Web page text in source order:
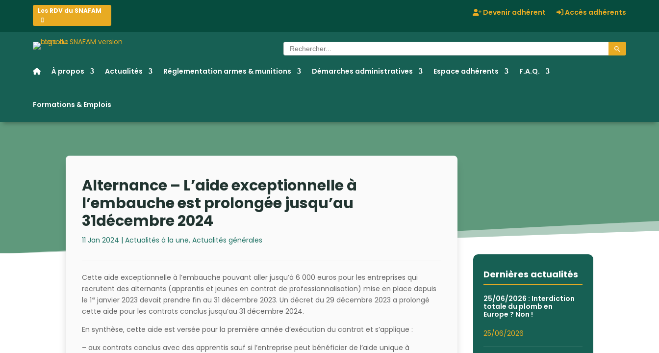
Les RDV du SNAFAM Devenir adhérent Accès adhérents
Search
for:
Search Button
À propos Actualités Réglementation armes & munitions Démarches administratives Espace adhérents F.A.Q.
Formations & Emplois
Alternance – L’aide exceptionnelle à
l’embauche est prolongée jusqu’au
31décembre 2024
11 Jan 2024 | Actualités à la une, Actualités générales
Cette aide exceptionnelle à l’embauche pouvant aller jusqu’à 6 000 euros pour les entreprises qui
recrutent des alternants (apprentis et jeunes en contrat de professionnalisation) mise en place depuis
le 1 erjanvier 2023 devait prendre fin au 31 décembre 2023. Un décret du 29 décembre 2023 a prolongé
cette aide pour les contrats conclus jusqu’au 31 décembre 2024.
En synthèse, cette aide est versée pour la première année d’exécution du contrat et s’applique :
– aux contrats conclus avec des apprentis sauf si l’entreprise peut bénéficier de l’aide unique à
Dernières actualités
25/06/2026 : Interdiction
totale du plomb en
Europe ? Non !
25/06/2026